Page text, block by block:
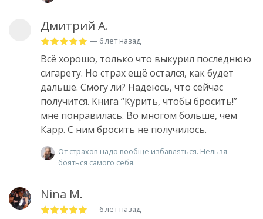
Дмитрий А.
— 6 лет назад
Всё хорошо, только что выкурил последнюю
сигарету. Но страх ещё остался, как будет
дальше. Смогу ли? Надеюсь, что сейчас
получится. Книга “Курить, чтобы бросить!”
мне понравилась. Во многом больше, чем
Карр. С ним бросить не получилось.
От страхов надо вообще избавляться. Нельзя
бояться самого себя.
Nina M.
— 6 лет назад